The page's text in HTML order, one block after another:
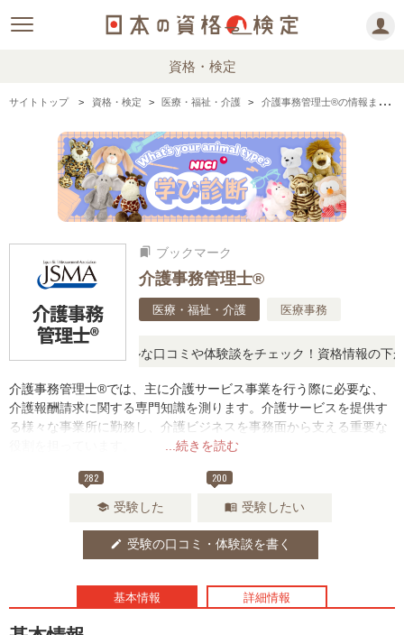
資格・検定
サイトトップ 資格・検定 医療・福祉・介護 介護事務管理士®の情報まとめ・口コミ・体験談
bookmarks ブックマーク
介護事務管理士®
医療・福祉・介護 医療事務
思ったら、リアルな口コミや体験談をチェック！資格情報の下から
...続きを読む
介護事務管理士®では、主に介護サービス事業を行う際に必要な、
介護報酬請求に関する専門知識を測ります。介護サービスを提供す
る様々な事業所に勤務し、介護ビジネスを事務面から支える重要な
282
school 受験した
200
menu_book 受験したい
edit 受験の口コミ・体験談を書く
基本情報 詳細情報